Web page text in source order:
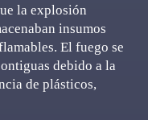
la explosión
insumos
El fuego se
debido a la
de plásticos,